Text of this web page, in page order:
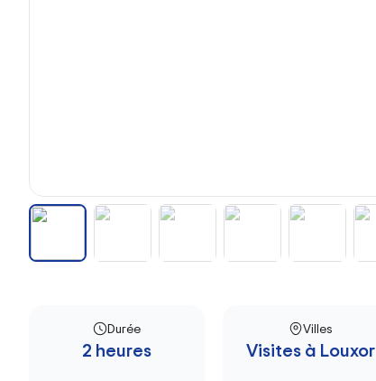
Durée
2 heures
Villes
Visites à Louxor